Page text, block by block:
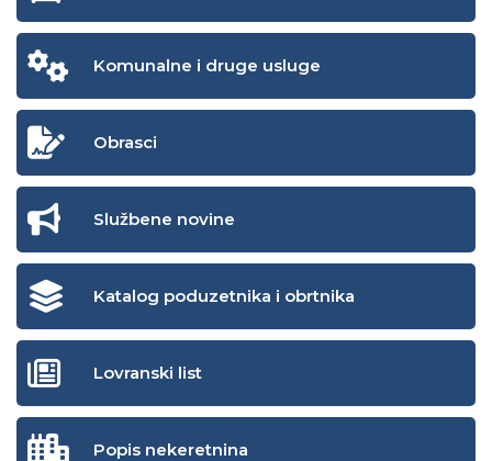
Komunalne i druge usluge
Obrasci
Službene novine
Katalog poduzetnika i obrtnika
Lovranski list
Popis nekeretnina